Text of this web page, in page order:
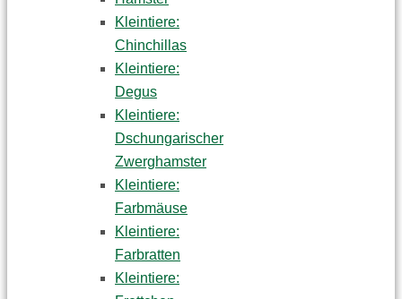
Kleintiere:
Chinchillas
Kleintiere:
Degus
Kleintiere:
Dschungarischer
Zwerghamster
Kleintiere:
Farbmäuse
Kleintiere:
Farbratten
Kleintiere: